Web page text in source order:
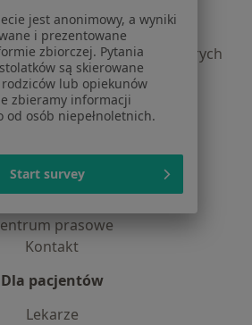
pacjentów
profesjonalistów
dla profesjonalistów, których
samodzielnie
cookies
wyniki wyszukiwania
O nas
Rekrutujemy!
prasowe
Kontakt
Dla pacjentów
Lekarze
jest anonimowy, a wyniki
i prezentowane
zbiorczej. Pytania
są skierowane
rodziców lub opiekunów
zbieramy informacji
od osób niepełnoletnich.
Start survey